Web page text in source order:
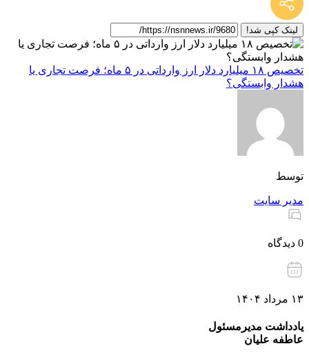
لینک کپی شد!
تخصیص ۱۸ میلیارد دلار ارز وارداتی در ۵ ماه؛ فرصت تجاری یا
هشدار وابستگی؟
توسط
مدیر سایت
0 دیدگاه
۱۳ مرداد ۱۴۰۴
یادداشت مدیرمسئول
عاطفه علیان